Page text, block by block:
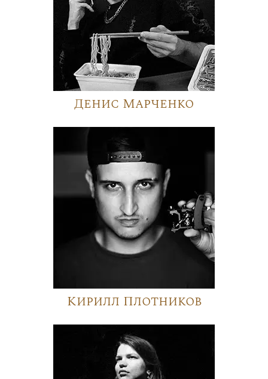
Денис Марченко
Кирилл Плотников